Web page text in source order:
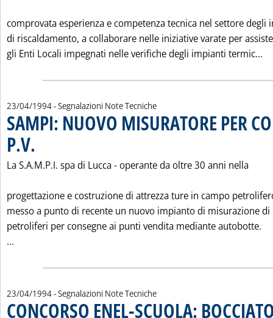
comprovata esperienza e competenza tecnica nel settore degli
di riscaldamento, a collaborare nelle iniziative varate per
gli Enti Locali impegnati nelle verifiche degli impianti termic...
23/04/1994- Segnalazioni Note Tecniche
SAMPI: NUOVO MISURATORE PER
P.V.
La S.A.M.P.I. spa di Lucca - operante da oltre 30 anni nella
progettazione e costruzione di attrezza ture in campo
messo a punto di recente un nuovo impianto di misurazione
petroliferi per consegne ai punti vendita mediante autobotte.
...
23/04/1994- Segnalazioni Note Tecniche
CONCORSO ENEL-SCUOLA: